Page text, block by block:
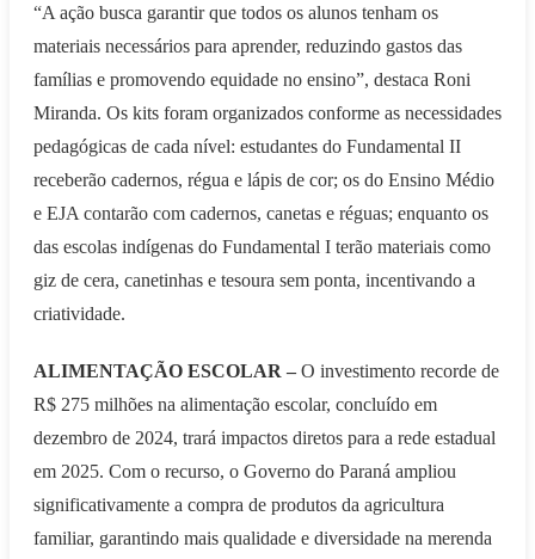
“A ação busca garantir que todos os alunos tenham os
materiais necessários para aprender, reduzindo gastos das
famílias e promovendo equidade no ensino”, destaca Roni
Miranda. Os kits foram organizados conforme as necessidades
pedagógicas de cada nível: estudantes do Fundamental II
receberão cadernos, régua e lápis de cor; os do Ensino Médio
e EJA contarão com cadernos, canetas e réguas; enquanto os
das escolas indígenas do Fundamental I terão materiais como
giz de cera, canetinhas e tesoura sem ponta, incentivando a
criatividade.
ALIMENTAÇÃO ESCOLAR – O investimento recorde de
R$ 275 milhões na alimentação escolar, concluído em
dezembro de 2024, trará impactos diretos para a rede estadual
em 2025. Com o recurso, o Governo do Paraná ampliou
significativamente a compra de produtos da agricultura
familiar, garantindo mais qualidade e diversidade na merenda